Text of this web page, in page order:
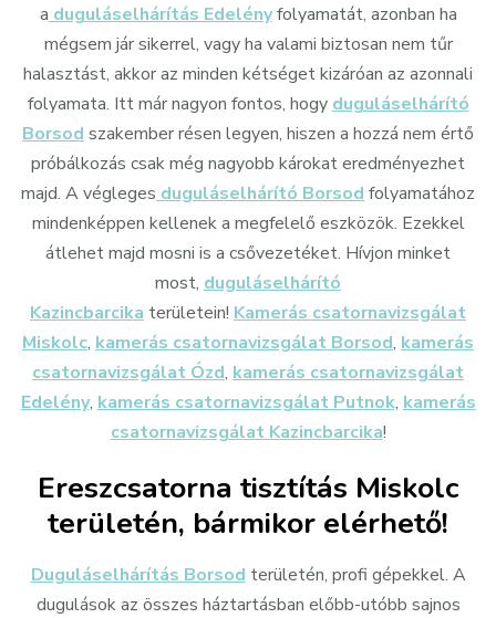
a duguláselhárítás Edelényfolyamatát, azonban ha
mégsem jár sikerrel, vagy ha valami biztosan nem tűr
halasztást, akkor az minden kétséget kizáróan az azonnali
folyamata. Itt már nagyon fontos, hogy duguláselhárító
Borsod szakember résen legyen, hiszen a hozzá nem értő
próbálkozás csak még nagyobb károkat eredményezhet
majd. A végleges duguláselhárító Borsod folyamatához
mindenképpen kellenek a megfelelő eszközök. Ezekkel
átlehet majd mosni is a csővezetéket. Hívjon minket
most, duguláselhárító
Kazincbarcika területein! Kamerás csatornavizsgálat
Miskolc, kamerás csatornavizsgálat Borsod, kamerás
csatornavizsgálat Ózd, kamerás csatornavizsgálat
Edelény, kamerás csatornavizsgálat Putnok, kamerás
csatornavizsgálat Kazincbarcika!
Ereszcsatorna tisztítás Miskolc
területén, bármikor elérhető!
Duguláselhárítás Borsod területén, profi gépekkel. A
dugulások az összes háztartásban előbb-utóbb sajnos